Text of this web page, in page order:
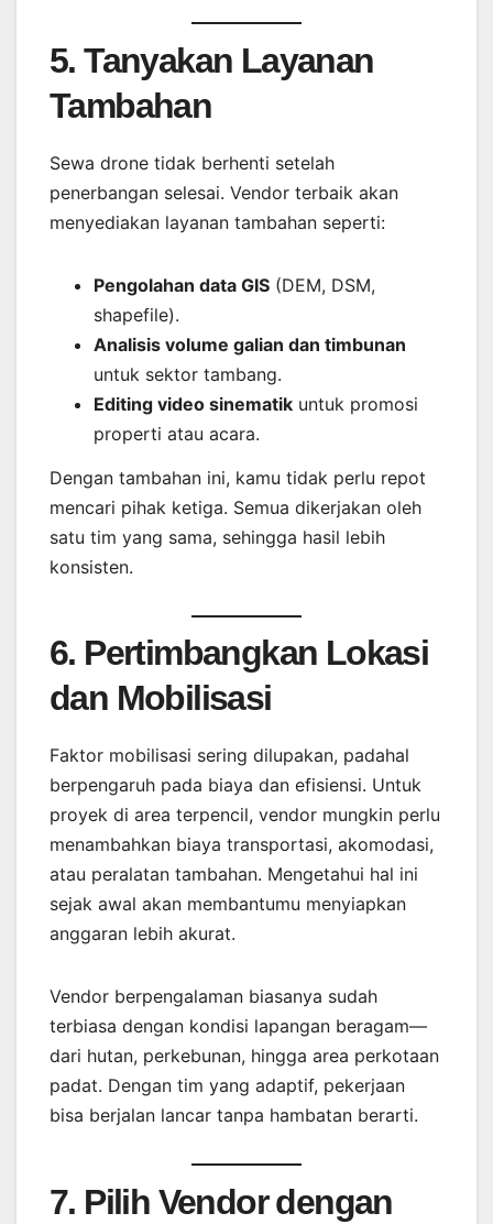
5. Tanyakan Layanan
Tambahan
Sewa drone tidak berhenti setelah
penerbangan selesai. Vendor terbaik akan
menyediakan layanan tambahan seperti:
Pengolahan data GIS (DEM, DSM,
shapefile).
Analisis volume galian dan timbunan
untuk sektor tambang.
Editing video sinematik untuk promosi
properti atau acara.
Dengan tambahan ini, kamu tidak perlu repot
mencari pihak ketiga. Semua dikerjakan oleh
satu tim yang sama, sehingga hasil lebih
konsisten.
6. Pertimbangkan Lokasi
dan Mobilisasi
Faktor mobilisasi sering dilupakan, padahal
berpengaruh pada biaya dan efisiensi. Untuk
proyek di area terpencil, vendor mungkin perlu
menambahkan biaya transportasi, akomodasi,
atau peralatan tambahan. Mengetahui hal ini
sejak awal akan membantumu menyiapkan
anggaran lebih akurat.
Vendor berpengalaman biasanya sudah
terbiasa dengan kondisi lapangan beragam—
dari hutan, perkebunan, hingga area perkotaan
padat. Dengan tim yang adaptif, pekerjaan
bisa berjalan lancar tanpa hambatan berarti.
7. Pilih Vendor dengan